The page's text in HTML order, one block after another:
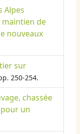
Alpes
de
nouveaux
sur
250-254.
chassée
un